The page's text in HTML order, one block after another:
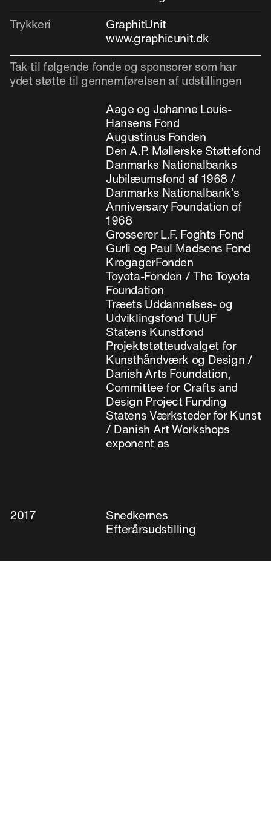
Trykkeri
GraphitUnit
www.graphicunit.dk
Tak til følgende fonde og sponsorer som har
ydet støtte til gennemførelsen af udstillingen
Aage og Johanne Louis-
Hansens Fond
Augustinus Fonden
Den A.P. Møllerske Støttefond
Danmarks Nationalbanks
Jubilæumsfond af 1968 /
Danmarks Nationalbank’s
Anniversary Foundation of
1968
Grosserer L.F. Foghts Fond
Gurli og Paul Madsens Fond
KrogagerFonden
Toyota-Fonden / The Toyota
Foundation
Træets Uddannelses- og
Udviklingsfond TUUF
Statens Kunstfond
Projektstøtteudvalget for
Kunsthåndværk og Design /
Danish Arts Foundation,
Committee for Crafts and
Design Project Funding
Statens Værksteder for Kunst
/ Danish Art Workshops
exponent as
2017
Snedkernes
Efterårsudstilling